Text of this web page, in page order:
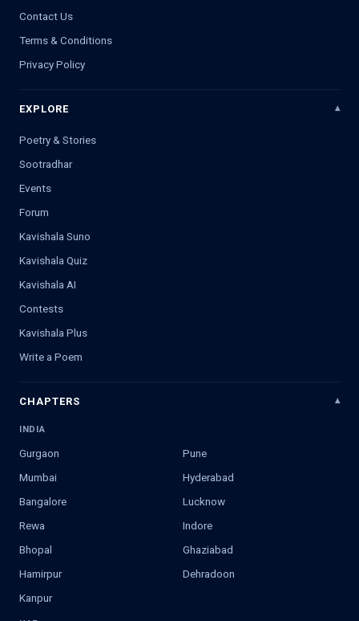
Contact Us
Terms & Conditions
Privacy Policy
EXPLORE
Poetry & Stories
Sootradhar
Events
Forum
Kavishala Suno
Kavishala Quiz
Kavishala AI
Contests
Kavishala Plus
Write a Poem
CHAPTERS
INDIA
Gurgaon
Pune
Mumbai
Hyderabad
Bangalore
Lucknow
Rewa
Indore
Bhopal
Ghaziabad
Hamirpur
Dehradoon
Kanpur